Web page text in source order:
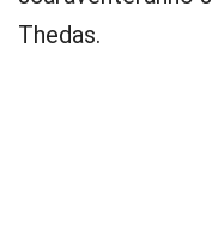
Thedas.